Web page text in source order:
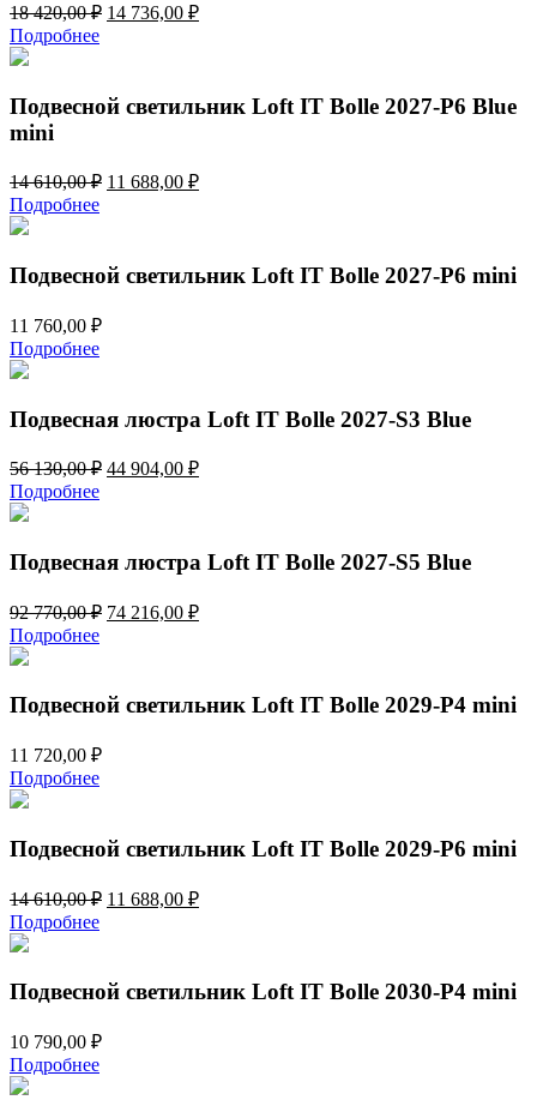
18 420,00₽ Первоначальная
420,00 ₽.
14 736,00 ₽Текущая
Подробнее
Подвесной светильник Loft IT Bolle 2027-P6 Blue
mini
14 610,00₽ Первоначальная
610,00 ₽.
11 688,00 ₽Текущая
Подробнее
Подвесной светильник Loft IT Bolle 2027-P6 mini
11 760,00 ₽
Подробнее
Подвесная люстра Loft IT Bolle 2027-S3 Blue
56 130,00₽ Первоначальная
44 904,00 ₽Текущая
Подробнее
Подвесная люстра Loft IT Bolle 2027-S5 Blue
92 770,00₽ Первоначальная
770,00 ₽.
74 216,00 ₽Текущая
Подробнее
Подвесной светильник Loft IT Bolle 2029-P4 mini
11 720,00 ₽
Подробнее
Подвесной светильник Loft IT Bolle 2029-P6 mini
14 610,00₽ Первоначальная
610,00 ₽.
11 688,00 ₽Текущая
Подробнее
Подвесной светильник Loft IT Bolle 2030-P4 mini
10 790,00 ₽
Подробнее